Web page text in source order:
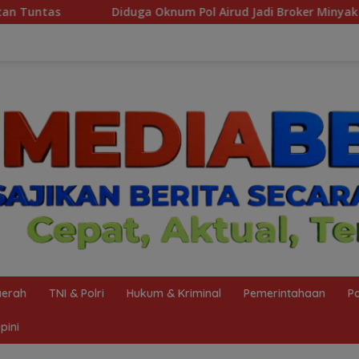
Pol Airud Jadi Broker Minyak Ilegal, Uang Rp88 Juta Milik
TNI & Polri Hukum & Kriminal Pemerintahaan